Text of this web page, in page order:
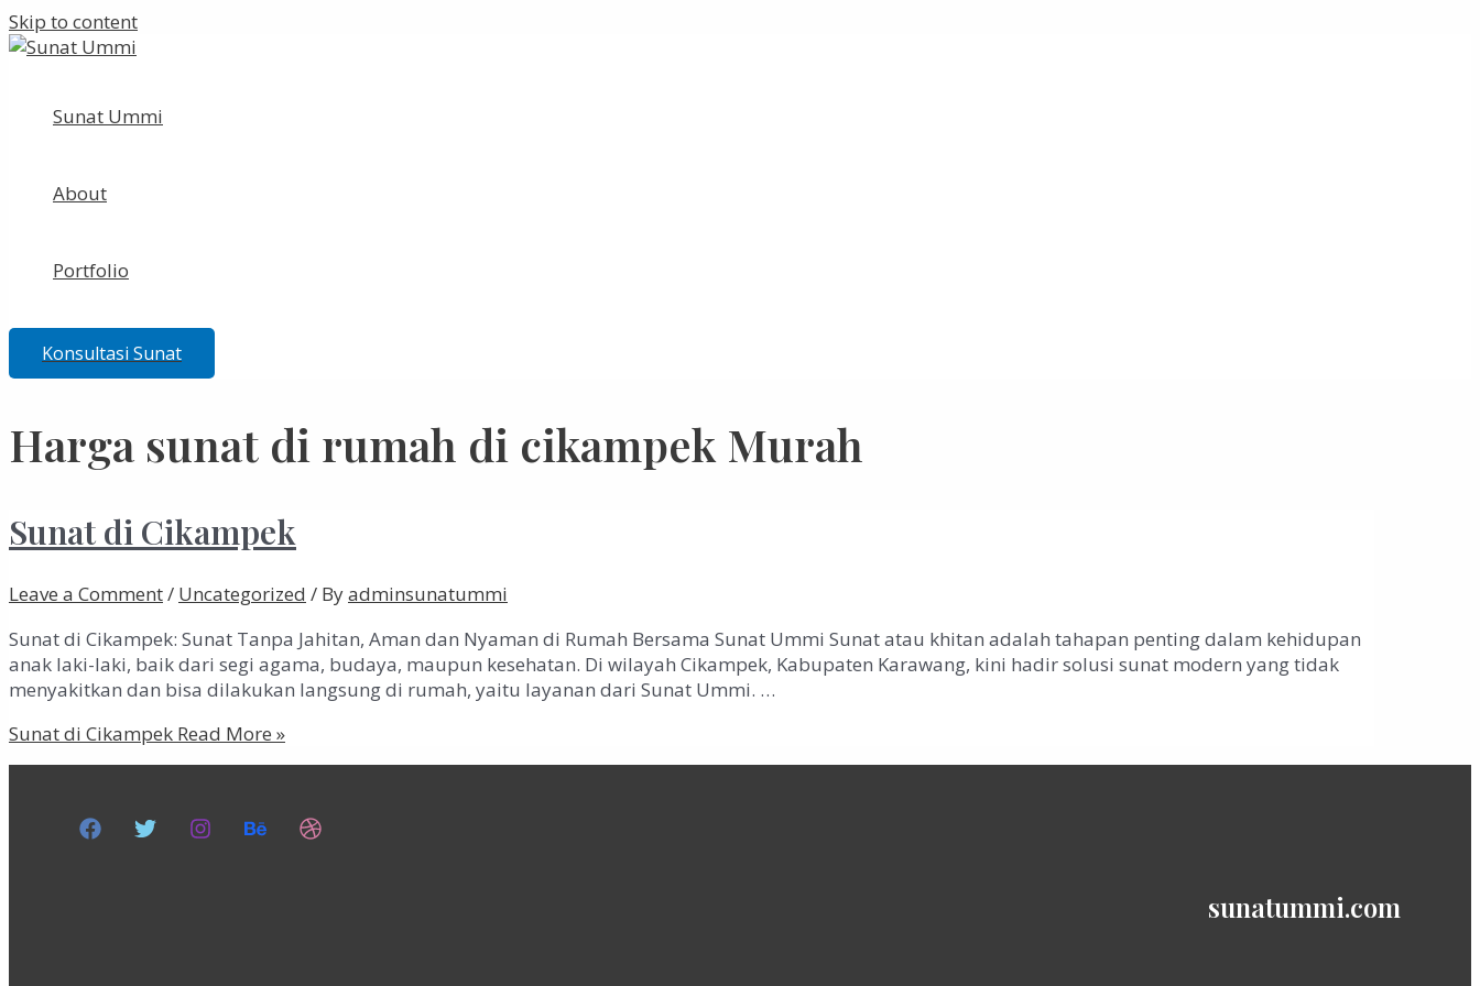
Skip to content
Sunat Ummi
About
Portfolio
Konsultasi Sunat
Harga sunat di rumah di cikampek Murah
Sunat di Cikampek
Leave a Comment/ Uncategorized / Byadminsunatummi
Sunat di Cikampek: Sunat Tanpa Jahitan, Aman dan Nyaman di Rumah Bersama Sunat Ummi Sunat atau khitan adalah tahapan penting dalam kehidupan
anak laki-laki, baik dari segi agama, budaya, maupun kesehatan. Di wilayah Cikampek, Kabupaten Karawang, kini hadir solusi sunat modern yang tidak
menyakitkan dan bisa dilakukan langsung di rumah, yaitu layanan dari Sunat Ummi. …
Sunat di Cikampek Read More »
sunatummi.com